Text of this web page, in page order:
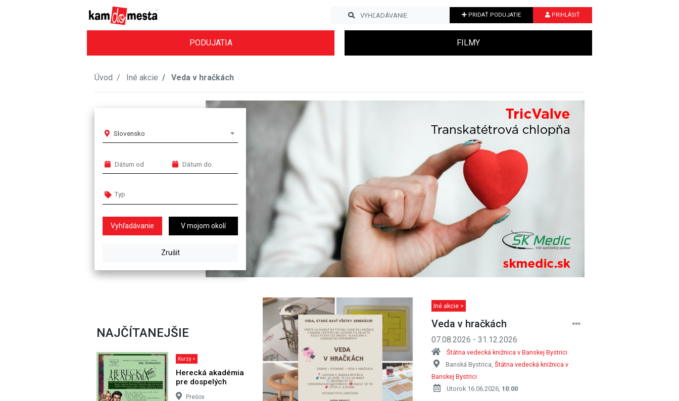
PRIDAŤ PODUJATIE PRIHLÁSIŤ
PODUJATIA FILMY
Úvod Iné akcie Veda v hračkách
Slovensko
V mojom okolí
NAJČÍTANEJŠIE
Kurzy >
Herecká akadémia
pre dospelých
Prešov
Iné akcie >
Veda v hračkách
07.08.2026 - 31.12.2026
Štátna vedecká knižnica v Banskej Bystrici
Banská Bystrica, Štátna vedecká knižnica v
Banskej Bystrici
Utorok 16.06.2026, 10:00